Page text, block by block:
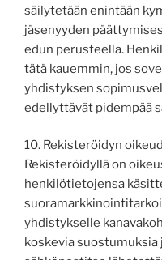
säilytetään enintään
jäsenyyden
edun perusteella.
tätä kauemmin, jos
yhdistyksen
edellyttävät pidempää
10. Rekisteröidyn
Rekisteröidyllä on
henkilötietojensa
yhdistykselle
koskevia